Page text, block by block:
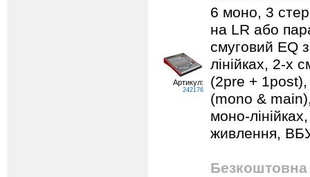
Артикул:
242176
6 моно, 3
на LR або
смуговий EQ
лінійках, 2-х
(2pre +
(mono &
моно-
живлення,
Безкоштовна